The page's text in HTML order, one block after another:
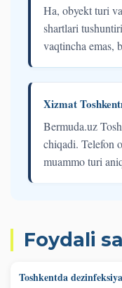
Ha, obyekt turi
shartlari
vaqtincha emas,
Xizmat
Bermuda.uz
chiqadi. Telefon
muammo turi
Foydali
Toshkentda